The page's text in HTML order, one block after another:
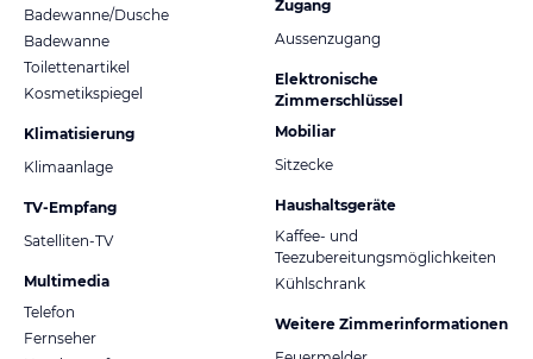
Badewanne/Dusche
Badewanne
Toilettenartikel
Kosmetikspiegel
Klimatisierung
Klimaanlage
TV-Empfang
Satelliten-TV
Multimedia
Telefon
Fernseher
Zugang
Aussenzugang
Elektronische
Zimmerschlüssel
Mobiliar
Sitzecke
Haushaltsgeräte
Kaffee- und
Teezubereitungsmöglichkeiten
Kühlschrank
Weitere Zimmerinformationen